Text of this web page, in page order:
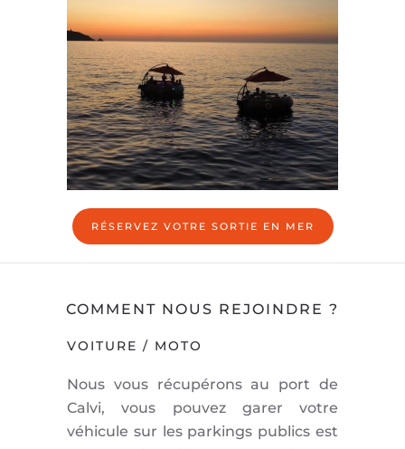
RÉSERVEZ VOTRE SORTIE EN MER
COMMENT NOUS REJOINDRE ?
VOITURE / MOTO
Nous vous récupérons au port de
Calvi, vous pouvez garer votre
véhicule sur les parkings publics est